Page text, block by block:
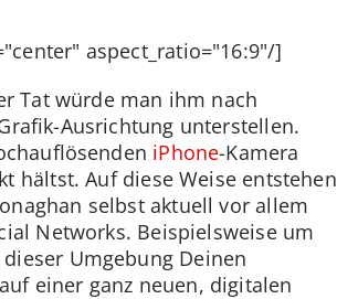
aspect_ratio="16:9"/]
Tat würde man ihm nach
Ausrichtung unterstellen.
iPhone-Kamera
hältst. Auf diese Weise entstehen
selbst aktuell vor allem
Networks. Beispielsweise um
Umgebung Deinen
einer ganz neuen, digitalen